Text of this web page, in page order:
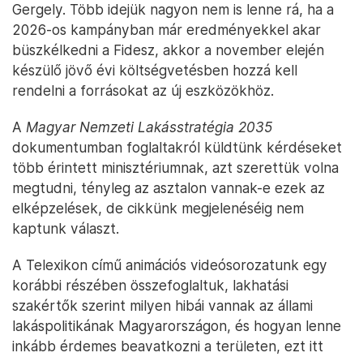
Gergely. Több idejük nagyon nem is lenne rá, ha a
2026-os kampányban már eredményekkel akar
büszkélkedni a Fidesz, akkor a november elején
készülő jövő évi költségvetésben hozzá kell
rendelni a forrásokat az új eszközökhöz.
A Magyar Nemzeti Lakásstratégia 2035
dokumentumban foglaltakról küldtünk kérdéseket
több érintett minisztériumnak, azt szerettük volna
megtudni, tényleg az asztalon vannak-e ezek az
elképzelések, de cikkünk megjelenéséig nem
kaptunk választ.
A Telexikon című animációs videósorozatunk egy
korábbi részében összefoglaltuk, lakhatási
szakértők szerint milyen hibái vannak az állami
lakáspolitikának Magyarországon, és hogyan lenne
inkább érdemes beavatkozni a területen, ezt itt